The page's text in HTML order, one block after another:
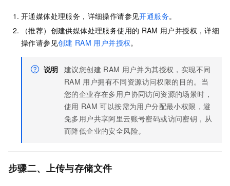
开通媒体处理服务，详细操作请参见开通服务。
（推荐）创建供媒体处理服务使用的 RAM 用户并授权，详细
操作请参见创建 RAM 用户并授权。
说明 建议您创建 RAM 用户并为其授权，实现不同
RAM 用户拥有不同资源访问权限的目的。当
您的企业存在多用户协同访问资源的场景时，
使用 RAM 可以按需为用户分配最小权限，避
免多用户共享阿里云账号密码或访问密钥，从
而降低企业的安全风险。
步骤二、上传与存储文件